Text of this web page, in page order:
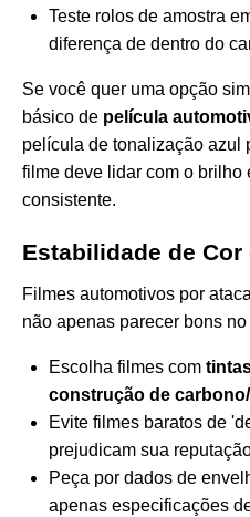
Teste rolos de amostra
diferença de dentro do
Se você quer uma opção
básico de película
película de tonalização azul
filme deve lidar com o brilho
consistente.
Estabilidade de
Filmes automotivos por
não apenas parecer bons
Escolha filmes com
construção de
Evite filmes baratos de
prejudicam sua
Peça por dados de
apenas especificações